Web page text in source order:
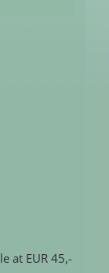
at EUR 45,-